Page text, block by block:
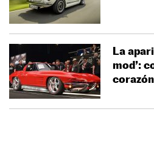
La
mod’: